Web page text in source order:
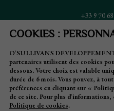
+33 9 70
info@villa-
event@villa-
COOKIES :
O’SULLIVANS
partenaires utilisent des cookies
dessous. Votre choix est valable
durée de 6 mois. Vous pouvez, à
préférences en cliquant sur «
de ce site. Pour plus d'informations,
Politique de cookies.